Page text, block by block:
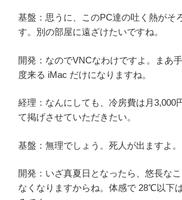
基盤：思うに、このPC達の吐く熱がそ
す。別の部屋に遠ざけたいですね。
開発：なのでVNCなわけですよ。まあ
度来る iMac だけになりますね。
経理：なんにしても、冷房費は月3,000
て掲げさせていただきたい。
基盤：無理でしょう。死人が出ますよ。
開発：いざ真夏日となったら、悠長な
なくなりますからね。体感で 28℃以下